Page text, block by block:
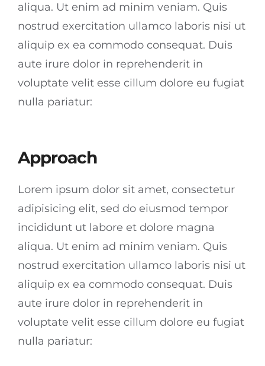
aliqua. Ut enim ad minim veniam. Quis
nostrud exercitation ullamco laboris nisi ut
aliquip ex ea commodo consequat. Duis
aute irure dolor in reprehenderit in
voluptate velit esse cillum dolore eu fugiat
nulla pariatur:
Approach
Lorem ipsum dolor sit amet, consectetur
adipisicing elit, sed do eiusmod tempor
incididunt ut labore et dolore magna
aliqua. Ut enim ad minim veniam. Quis
nostrud exercitation ullamco laboris nisi ut
aliquip ex ea commodo consequat. Duis
aute irure dolor in reprehenderit in
voluptate velit esse cillum dolore eu fugiat
nulla pariatur: